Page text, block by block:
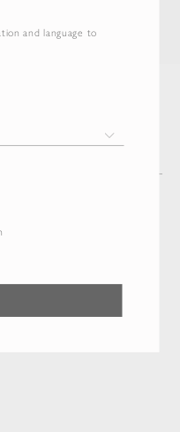
and language to